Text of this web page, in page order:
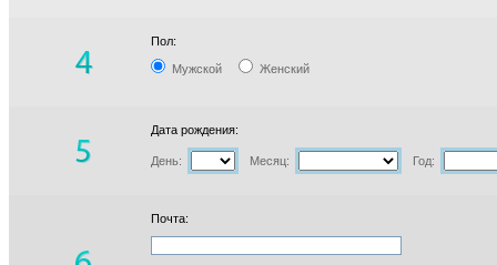
Пол:
Мужской Женский
Дата рождения:
День: Месяц: Год:
Почта: